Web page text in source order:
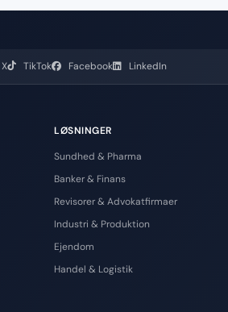
X TikTok Facebook LinkedIn
LØSNINGER
Sundhed & Pharma
Banker & Finans
Revisorer & Advokatfirmaer
Industri & Produktion
Ejendom
Handel & Logistik